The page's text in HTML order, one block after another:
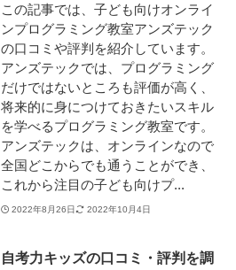
この記事では、子ども向けオンライ
ンプログラミング教室アンズテック
の口コミや評判を紹介しています。
アンズテックでは、プログラミング
だけではないところも評価が高く、
将来的に身につけておきたいスキル
を学べるプログラミング教室です。
アンズテックは、オンラインなので
全国どこからでも通うことができ、
これから注目の子ども向けプ...
2022年8月26日 2022年10月4日
自考力キッズの口コミ・評判を調